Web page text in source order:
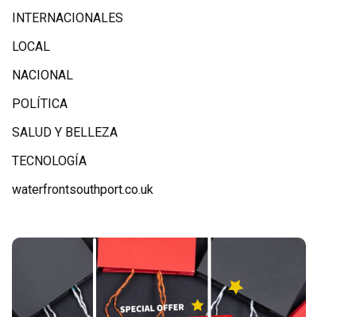
INTERNACIONALES
LOCAL
NACIONAL
POLÍTICA
SALUD Y BELLEZA
TECNOLOGÍA
waterfrontsouthport.co.uk